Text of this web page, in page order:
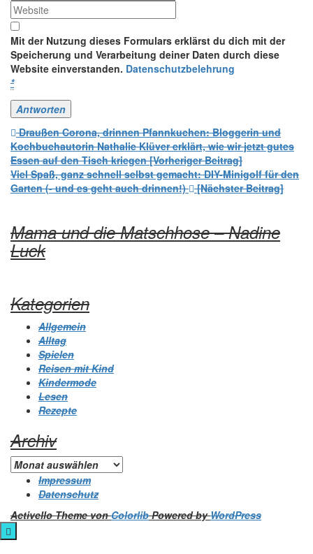
Mit der Nutzung dieses Formulars erklärst du dich mit der
Speicherung und Verarbeitung deiner Daten durch diese
Website einverstanden. Datenschutzbelehrung
*
Beitrags-
Navigation
Draußen Corona, drinnen Pfannkuchen: Bloggerin und
Kochbuchautorin Nathalie Klüver erklärt, wie wir jetzt gutes
Essen auf den Tisch kriegen [Vorheriger Beitrag]
Viel Spaß, ganz schnell selbst gemacht: DIY-Minigolf für den
Garten (- und es geht auch drinnen!) [Nächster Beitrag]
Mama und die Matschhose – Nadine
Luck
Kategorien
Allgemein
Alltag
Spielen
Reisen mit Kind
Kindermode
Lesen
Rezepte
Archiv
Archiv
Impressum
Datenschutz
Activello Theme vonColorlibPowered byWordPress